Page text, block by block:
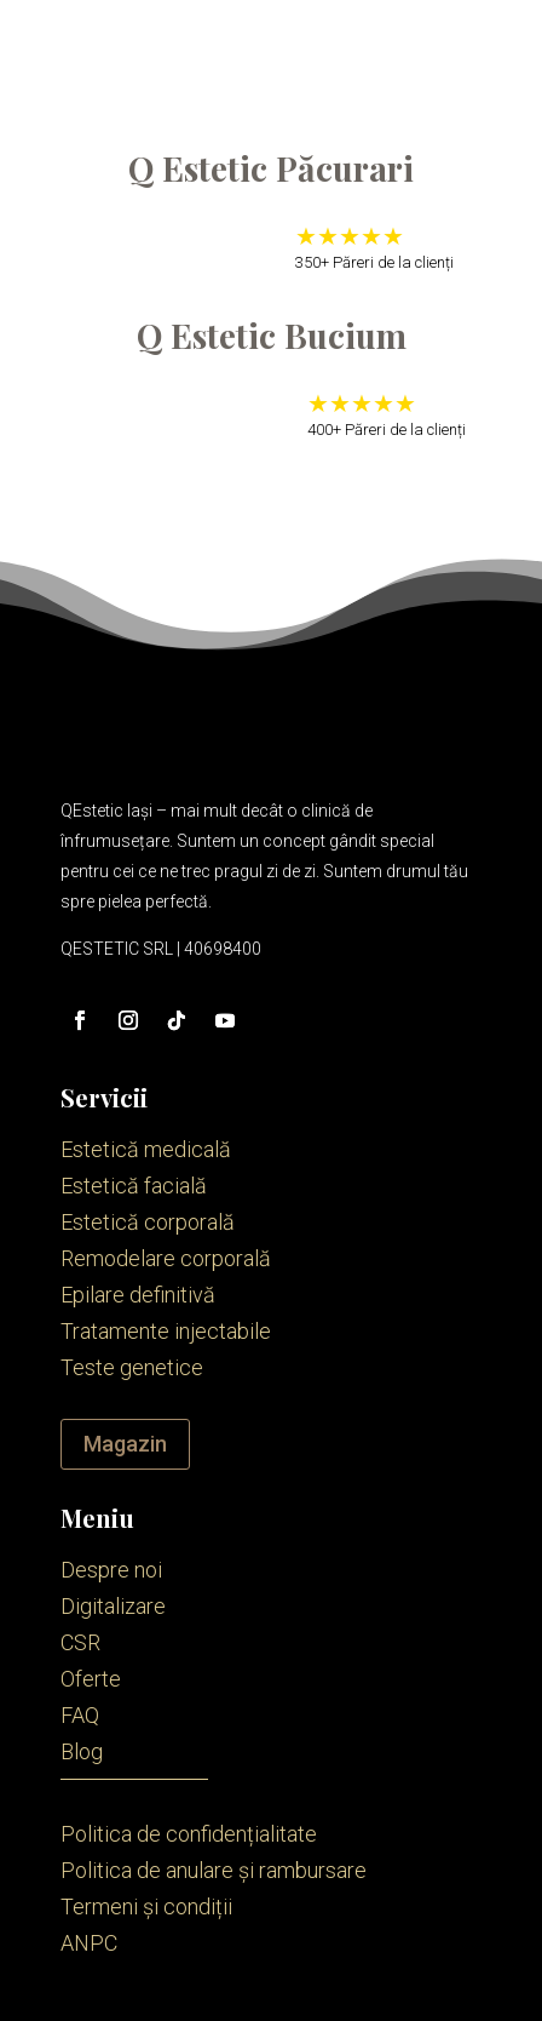
Q Estetic Păcurari
350+ Păreri de la clienți
Q Estetic Bucium
400+ Păreri de la clienți
QEstetic Iași – mai mult decât o clinică de
înfrumusețare. Suntem un concept gândit special
pentru cei ce ne trec pragul zi de zi. Suntem drumul tău
spre pielea perfectă.
QESTETIC SRL | 40698400
Servicii
Estetică medicală
Estetică facială
Estetică corporală
Remodelare corporală
Epilare definitivă
Tratamente injectabile
Teste genetice
Magazin
Meniu
Despre noi
Digitalizare
CSR
Oferte
FAQ
Blog
Politica de confidențialitate
Politica de anulare și rambursare
Termeni și condiții
ANPC